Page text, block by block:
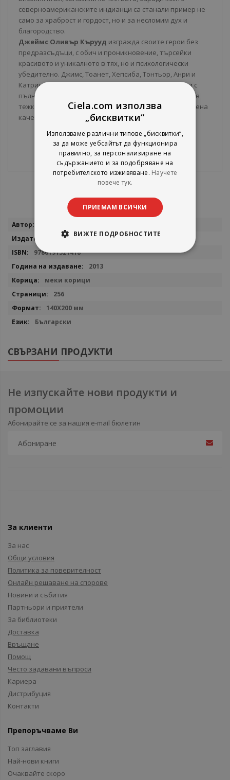
северноамериканските индианци са станали пример не
само за храброст и гордост, но и за несломим дух и
благородство.
Джеймс Оливър Кърууд изгражда своите герои без
предразсъдъци, с обич и проникновение, търсейки
красивото и уникалното в тях, но и психологически
убедително. Джимс, Тоанет, Хепсиба, Тонтьор, Анри и
Катрин са рожби на времето си, но ни стават близки с
пълнокръвните си характери, с проявената доблест в
тежките изпитания и с другите ценни за всички времена
качества – та дори и с малките си недостатъци.
Повече
Изток - Запад
9786191521418
2013
меки корици
256
140X200 мм
Български
СВЪРЗАНИ ПРОДУКТИ
Не изпускайте нови продукти и
промоции
Абонирайте се за нашия e-mail бюлетин
За клиенти
За нас
Общи условия
Политика за поверителност
Онлайн решаване на спорове
Новини и събития
Партньори и приятели
За библиотеки
Доставка
Връщане
Помощ
Често задавани въпроси
Кариера
Дистрибуция
Контакти
Препоръчваме Ви
Топ заглавия
Най-нови книги
Очаквайте скоро
Ciela.com използва
„бисквитки“
Използваме различни типове „бисквитки“,
за да може уебсайтът да функционира
правилно, за персонализиране на
съдържанието и за подобряване на
потребителското изживяване. Научете
повече тук.
ПРИЕМАМ ВСИЧКИ
ВИЖТЕ ПОДРОБНОСТИТЕ